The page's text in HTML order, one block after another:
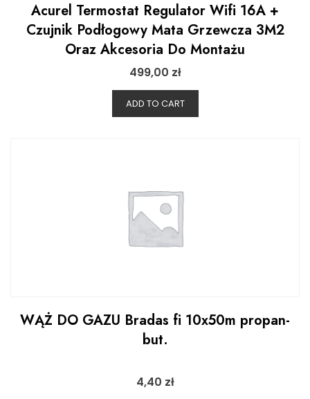
Acurel Termostat Regulator Wifi 16A +
Czujnik Podłogowy Mata Grzewcza 3M2
Oraz Akcesoria Do Montażu
499,00 zł
ADD TO CART
WĄŻ DO GAZU Bradas fi 10x50m propan-
but.
4,40 zł